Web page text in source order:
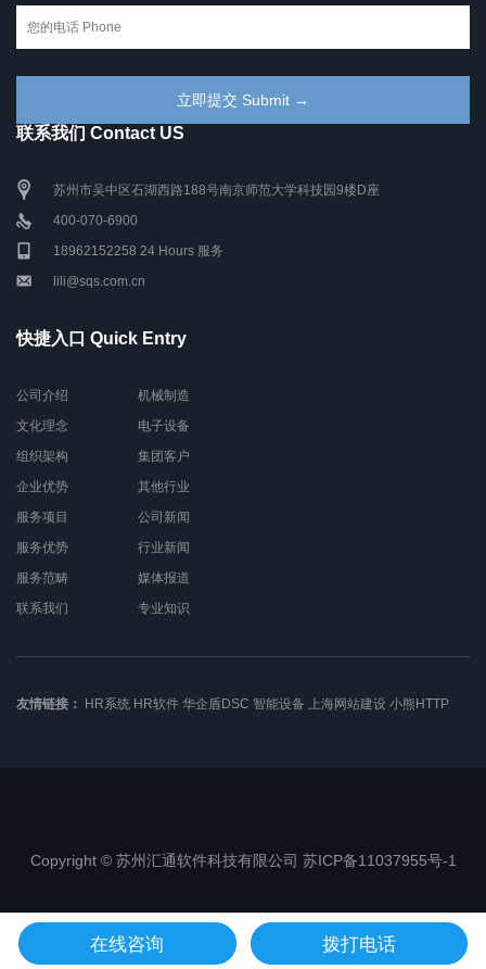
联系我们 Contact US
苏州市吴中区石湖西路188号南京师范大学科技园9楼D座
400-070-6900
18962152258 24 Hours 服务
lili@sqs.com.cn
快捷入口 Quick Entry
公司介绍
文化理念
组织架构
企业优势
服务项目
服务优势
服务范畴
联系我们
机械制造
电子设备
集团客户
其他行业
公司新闻
行业新闻
媒体报道
专业知识
友情链接： HR系统 HR软件 华企盾DSC 智能设备 上海网站建设 小熊HTTP
Copyright © 苏州汇通软件科技有限公司 苏ICP备11037955号-1
苏公网安备32050802010368
在线咨询 拨打电话